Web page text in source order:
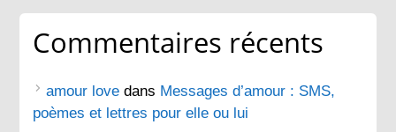
Commentaires récents
amour love dans Messages d’amour : SMS,
poèmes et lettres pour elle ou lui